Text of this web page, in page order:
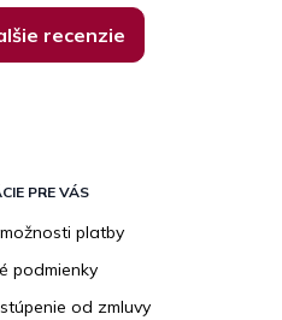
recenzie
PRE VÁS
platby
podmienky
od zmluvy